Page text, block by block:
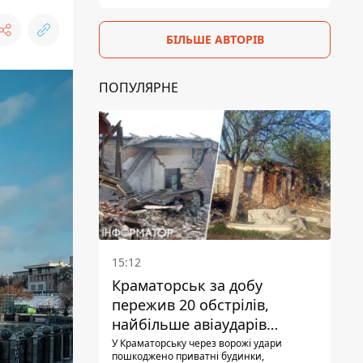
БІЛЬШЕ АВТОРІВ
ПОПУЛЯРНЕ
15:12
Краматорськ за добу
пережив 20 обстрілів,
найбільше авіаударів
КАБ-250
У Краматорську через ворожі удари
пошкоджено приватні будинки,